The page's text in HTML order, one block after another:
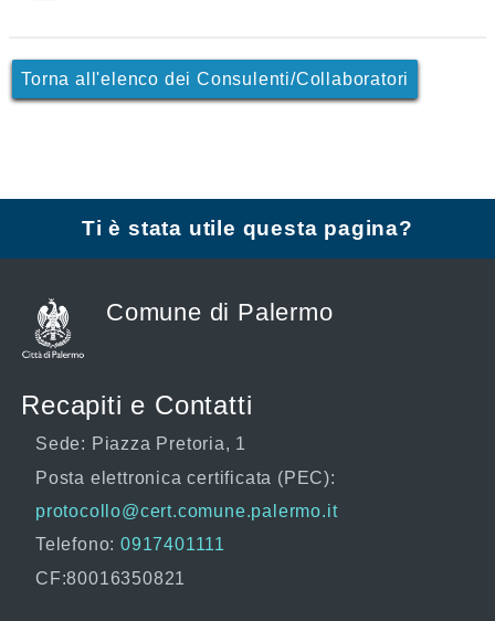
Torna all'elenco dei Consulenti/Collaboratori
Ti è stata utile questa pagina?
Comune di Palermo
Recapiti e Contatti
Sede: Piazza Pretoria, 1
Posta elettronica certificata (PEC):
protocollo@cert.comune.palermo.it
Telefono: 0917401111
CF:80016350821